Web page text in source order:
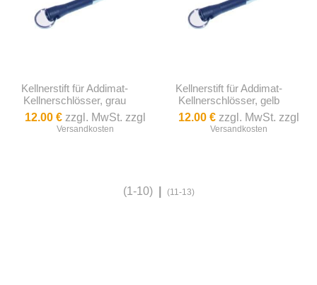
Kellnerstift für Addimat-
Kellnerschlösser, grau
12.00 €zzgl. MwSt. zzgl
Versandkosten
Kellnerstift für Addimat-
Kellnerschlösser, gelb
12.00 € zzgl. MwSt. zzgl
Versandkosten
(1-10) (11-13)